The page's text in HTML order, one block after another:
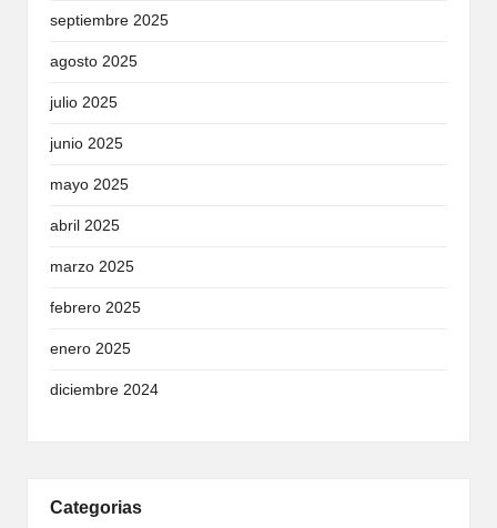
septiembre 2025
agosto 2025
julio 2025
junio 2025
mayo 2025
abril 2025
marzo 2025
febrero 2025
enero 2025
diciembre 2024
Categorias